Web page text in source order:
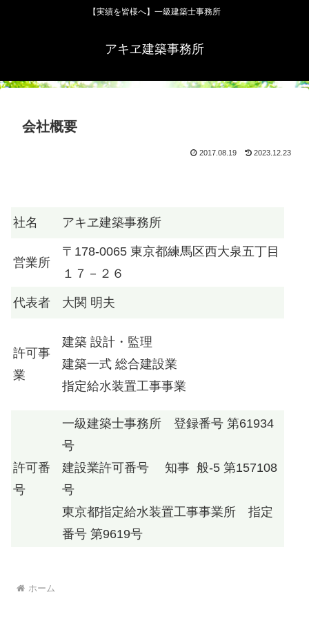
【実績を皆様へ】一級建築士事務所
アキヱ建築事務所
会社概要
2017.08.19 2023.12.23
社名 アキヱ建築事務所
営業所
〒178-0065 東京都練馬区西大泉五丁目
１７－２６
代表者 大関 明夫
許可事
業
建築 設計・監理
建築一式 総合建設業
指定給水装置工事事業
許可番
号
一級建築士事務所 登録番号 第61934
号
建設業許可番号 知事 般-5 第157108
号
東京都指定給水装置工事事業所 指定
番号 第9619号
ホーム